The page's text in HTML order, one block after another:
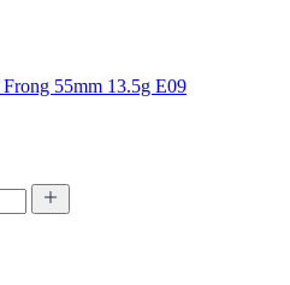
55mm 13.5g E09